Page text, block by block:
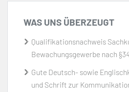
WAS UNS ÜBERZEUGT
Qualifikationsnachweis
Bewachungsgewerbe nach
Gute Deutsch- sowie
und Schrift zur